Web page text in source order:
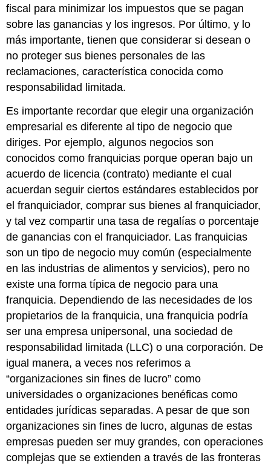
fiscal para minimizar los impuestos que se pagan
sobre las ganancias y los ingresos. Por último, y lo
más importante, tienen que considerar si desean o
no proteger sus bienes personales de las
reclamaciones, característica conocida como
responsabilidad limitada.
Es importante recordar que elegir una organización
empresarial es diferente al tipo de negocio que
diriges. Por ejemplo, algunos negocios son
conocidos como franquicias porque operan bajo un
acuerdo de licencia (contrato) mediante el cual
acuerdan seguir ciertos estándares establecidos por
el franquiciador, comprar sus bienes al franquiciador,
y tal vez compartir una tasa de regalías o porcentaje
de ganancias con el franquiciador. Las franquicias
son un tipo de negocio muy común (especialmente
en las industrias de alimentos y servicios), pero no
existe una forma típica de negocio para una
franquicia. Dependiendo de las necesidades de los
propietarios de la franquicia, una franquicia podría
ser una empresa unipersonal, una sociedad de
responsabilidad limitada (LLC) o una corporación. De
igual manera, a veces nos referimos a
“organizaciones sin fines de lucro” como
universidades o organizaciones benéficas como
entidades jurídicas separadas. A pesar de que son
organizaciones sin fines de lucro, algunas de estas
empresas pueden ser muy grandes, con operaciones
complejas que se extienden a través de las fronteras